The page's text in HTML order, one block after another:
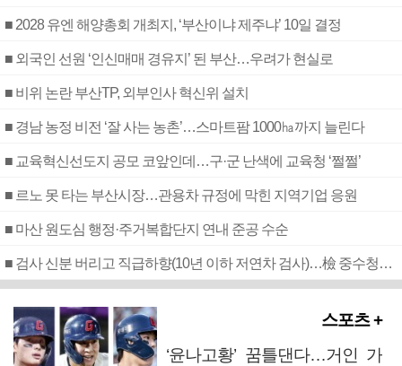
■ 2028 유엔 해양총회 개최지, ‘부산이냐 제주냐’ 10일 결정
■ 외국인 선원 ‘인신매매 경유지’ 된 부산…우려가 현실로
■ 비위 논란 부산TP, 외부인사 혁신위 설치
■ 경남 농정 비전 ‘잘 사는 농촌’…스마트팜 1000㏊까지 늘린다
■ 교육혁신선도지 공모 코앞인데…구·군 난색에 교육청 ‘쩔쩔’
■ 르노 못 타는 부산시장…관용차 규정에 막힌 지역기업 응원
■ 마산 원도심 행정·주거복합단지 연내 준공 수순
■ 검사 신분 버리고 직급하향(10년 이하 저연차 검사)…檢 중수청행 기피
스포츠 +
‘윤나고황’ 꿈틀댄다…거인 가